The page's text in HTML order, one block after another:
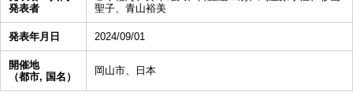
発表者
聖子、青山裕美
発表年月日 2024/09/01
開催地
（都市, 国名）
岡山市、日本